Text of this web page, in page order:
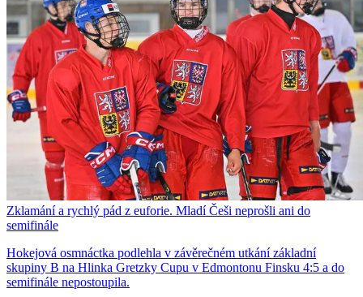
Zklamání a rychlý pád z euforie. Mladí Češi neprošli ani do
semifinále
Hokejová osmnáctka podlehla v závěrečném utkání základní
skupiny B na Hlinka Gretzky Cupu v Edmontonu Finsku 4:5 a do
semifinále nepostoupila.